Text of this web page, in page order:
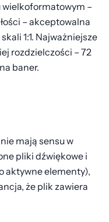
–
– akceptowalna
skali 1:1. Najważniejsze
rozdzielczości – 72
baner.
mają sensu w
pliki dźwiękowe i
aktywne elementy),
że plik zawiera